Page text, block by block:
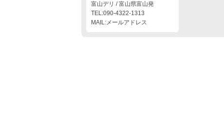
富山デリ / 富山県富山発
TEL:090-4322-1313
MAIL:メールアドレス